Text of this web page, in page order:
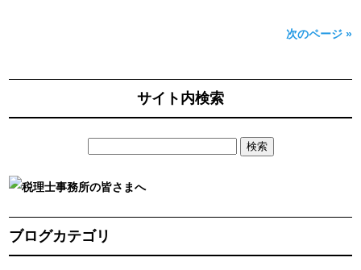
次のページ »
サイト内検索
ブログカテゴリ